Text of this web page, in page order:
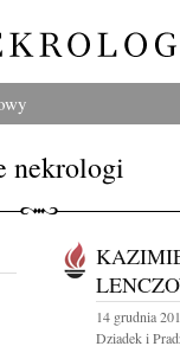
nekrologi
14 grudnia
Dziadek i